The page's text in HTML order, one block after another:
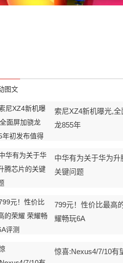
图文
索尼XZ4新机曝光,
龙855年
中华有为关于华为升
关键问题
799元！性价比最高
耀畅玩6A
惊喜:Nexus4/7/10有